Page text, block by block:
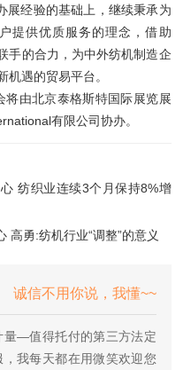
展经验的基础上，继续秉承为
提供优质服务的理念，借助
手的合力，为中外纺机制造企
机遇的贸易平台。
将由北京泰格斯特国际展览展
有限公司协办。
纺织业连续3个月保持8%增
高勇:纺机行业“调整”的意义
诚信不用你说，我懂~~
量—值得托付的第三方法定
我每天都在用微笑欢迎您